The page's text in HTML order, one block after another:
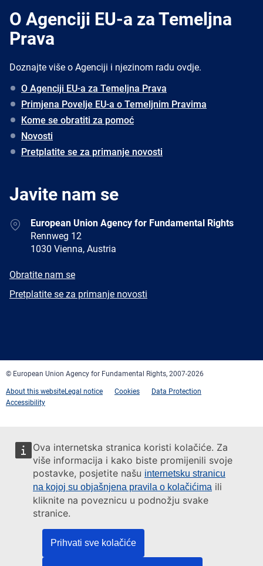
Ova internetska stranica koristi kolačiće. Za
više informacija i kako biste promijenili svoje
postavke, posjetite našu internetsku stranicu
na kojoj su objašnjena pravila o kolačićima ili
kliknite na poveznicu u podnožju svake
stranice.
Prihvati sve kolačiće
O Agenciji EU-a za Temeljna
Prava
Doznajte više o Agenciji i njezinom radu ovdje.
O Agenciji EU-a za Temeljna Prava
Primjena Povelje EU-a o Temeljnim Pravima
Kome se obratiti za pomoć
Novosti
Pretplatite se za primanje novosti
Javite nam se
AddressEuropean Union Agency for Fundamental Rights
Rennweg 12
1030 Vienna, Austria
E-
Obratite nam se
Newsletter
Pretplatite se za primanje novosti
© European Union Agency for Fundamental Rights, 2007-2026
About this websiteLegal notice Cookies
Data Protection
Accessibility